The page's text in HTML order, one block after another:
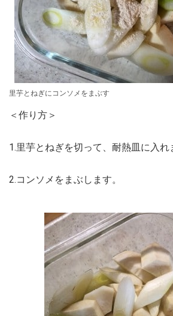
里芋とねぎにコンソメをまぶす
＜作り方＞
1.里芋とねぎを切って、耐熱皿に入れ
2.コンソメをまぶします。